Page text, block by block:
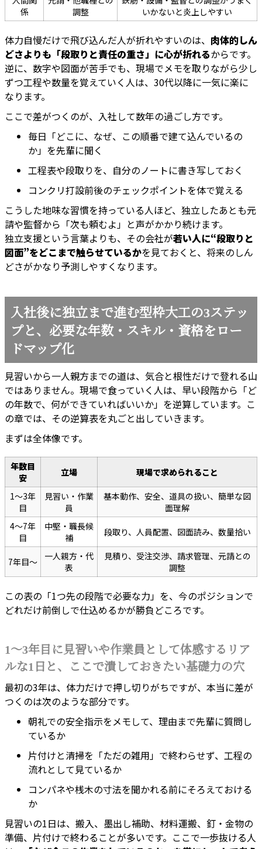
係
調整
いかないと炎上しやすい
体力自慢だけで飛び込んだ人が折れやすいのは、 肉体的しん
どさよりも「段取りと責任の重さ」に心が折れるからです。
逆に、数字や図面が苦手でも、現場でメモを取りながら少し
ずつ工程や数量を覚えていく人は、30代以降に一気に楽に
なります。
ここで差がつくのが、入社して数年の過ごし方です。
毎日「どこに、なぜ、この順番で建て込んでいるの
か」を先輩に聞く
工程表や段取りを、自分のノートに書き写しておく
コンクリ打設前後のチェックポイントを体で覚える
こうした地味な習慣を持っている人ほど、独立したあとも元
請や監督から「次も頼むよ」と声がかかり続けます。
独立支援という言葉よりも、その会社が若い人に“段取りと
図面”をどこまで触らせているかを見ておくと、将来のしん
どさがかなり予測しやすくなります。
入社後に独立まで進む型枠大工の3ステッ
プと、必要な年数・スキル・資格をロー
ドマップ化
見習いから一人親方までの道は、気合と根性だけで登れる山
ではありません。現場で食っていく人は、早い段階から「ど
の年数で、何ができていればいいか」を逆算しています。こ
の章では、その逆算表を丸ごと出していきます。
まずは全体像です。
年数目
安
立場 現場で求められること
1〜3年
目
見習い・作業
員
基本動作、安全、道具の扱い、簡単な図
面理解
4〜7年
目
中堅・職長候
補
段取り、人員配置、図面読み、数量拾い
7年目〜
一人親方・代
表
見積り、受注交渉、請求管理、元請との
調整
この表の「1つ先の段階で必要な力」を、今のポジションで
どれだけ前倒しで仕込めるかが勝負どころです。
1〜3年目に見習いや作業員として体感するリア
ルな1日と、ここで潰しておきたい基礎力の穴
最初の3年は、体力だけで押し切りがちですが、本当に差が
つくのは次のような部分です。
朝礼での安全指示をメモして、理由まで先輩に質問し
ているか
片付けと清掃を「ただの雑用」で終わらせず、工程の
流れとして見ているか
コンパネや桟木の寸法を聞かれる前にそろえておける
か
見習いの1日は、搬入、墨出し補助、材料運搬、釘・金物の
準備、片付けで終わることが多いです。ここで一歩抜ける人